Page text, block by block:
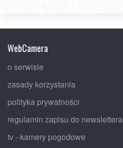
WebCamera
o serwisie
zasady korzystania
polityka prywatności
regulamin zapisu do newslettera
tv - kamery pogodowe